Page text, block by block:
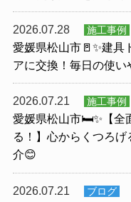
2026.07.28 施工事例
愛媛県松山市🚪✨建具
アに交換！毎日の使
2026.07.21 施工事例
愛媛県松山市🛏️✨【全
る！】心からくつろ
介😊
2026.07.21 ブログ